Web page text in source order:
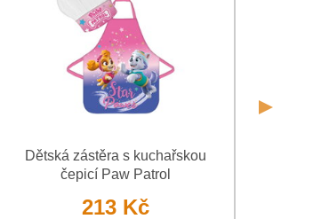
Dětská zástěra s kuchařskou
čepicí Paw Patrol
213 Kč